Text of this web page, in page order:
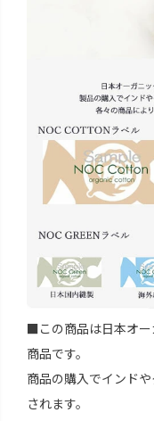
■この商品は日本オー
商品です。
商品の購入でインド
されます。